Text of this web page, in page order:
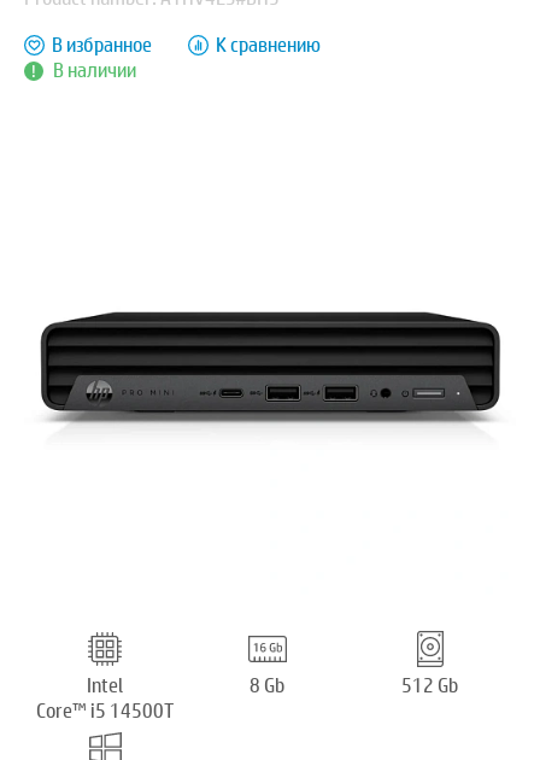
В наличии
В избранное К сравнению
Intel
Core™ i5 14500T
8 Gb 512 Gb